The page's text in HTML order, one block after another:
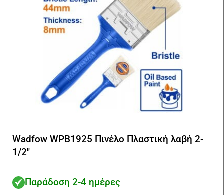
Wadfow WPB1925 Πινέλο Πλαστική λαβή 2-
1/2″
Παράδοση 2-4 ημέρες